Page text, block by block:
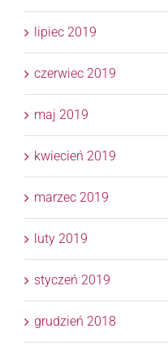
lipiec 2019
czerwiec 2019
maj 2019
kwiecień 2019
marzec 2019
luty 2019
styczeń 2019
grudzień 2018